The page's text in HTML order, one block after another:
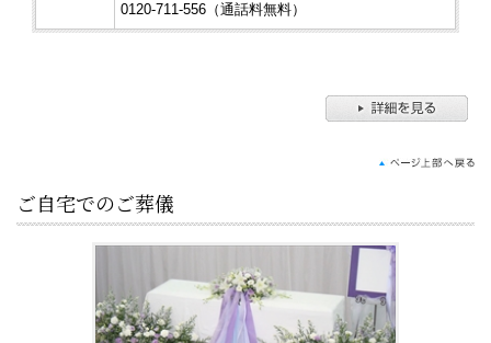
0120-711-556（通話料無料）
ご自宅でのご葬儀